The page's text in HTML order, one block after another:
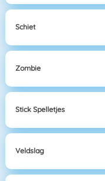
Schiet
Zombie
Stick Spelletjes
Veldslag